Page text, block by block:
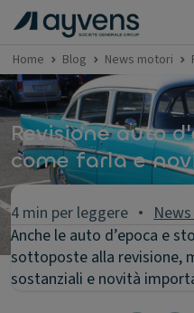
Home Blog News motori
Revisione auto
come farla e
4 min per leggere
Anche le auto d’epoca e
sottoposte alla revisione,
sostanziali e novità